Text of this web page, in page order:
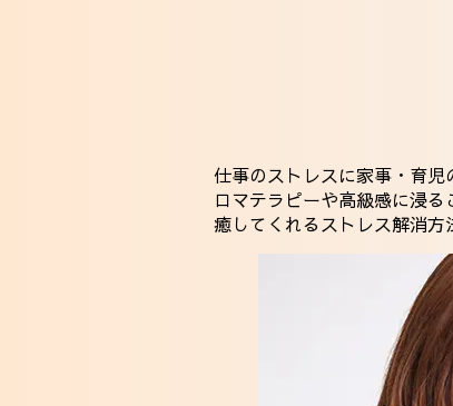
仕事のストレスに家事・育
ロマテラピーや高級感に浸
癒してくれるストレス解消方